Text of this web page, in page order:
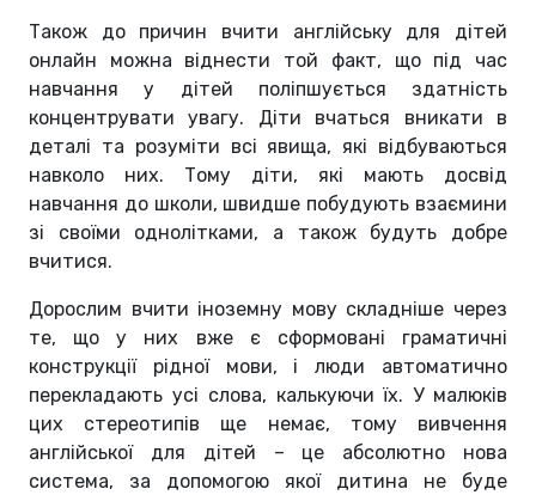
Також до причин вчити англійську для дітей
онлайн можна віднести той факт, що під час
навчання у дітей поліпшується здатність
концентрувати увагу. Діти вчаться вникати в
деталі та розуміти всі явища, які відбуваються
навколо них. Тому діти, які мають досвід
навчання до школи, швидше побудують взаємини
зі своїми однолітками, а також будуть добре
вчитися.
Дорослим вчити іноземну мову складніше через
те, що у них вже є сформовані граматичні
конструкції рідної мови, і люди автоматично
перекладають усі слова, калькуючи їх. У малюків
цих стереотипів ще немає, тому вивчення
англійської для дітей – це абсолютно нова
система, за допомогою якої дитина не буде